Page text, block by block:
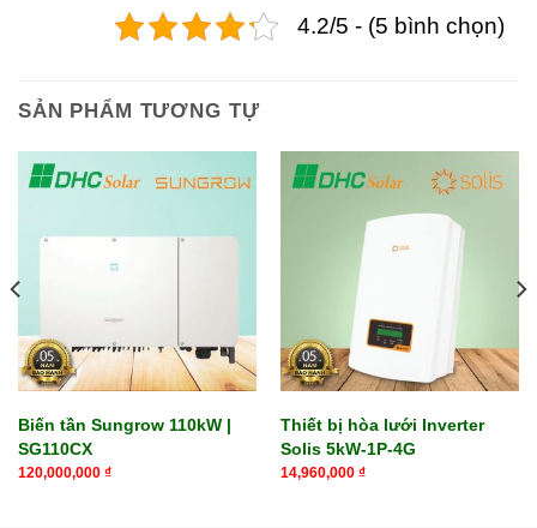
4.2/5 - (5 bình chọn)
SẢN PHẨM TƯƠNG TỰ
Biến tần Sungrow 110kW |
SG110CX
120,000,000 ₫
Thiết bị hòa lưới Inverter
Solis 5kW-1P-4G
14,960,000 ₫